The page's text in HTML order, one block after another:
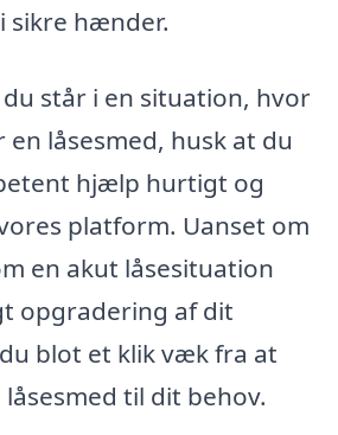
sikre hænder.
står i en situation, hvor
låsesmed, husk at du
hjælp hurtigt og
platform. Uanset om
en akut låsesituation
opgradering af dit
blot et klik væk fra at
til dit behov.